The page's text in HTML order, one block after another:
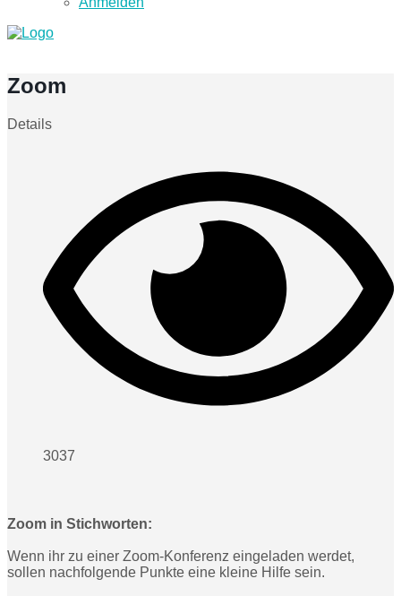
Zoom
Details
3037
Zoom in Stichworten:
Wenn ihr zu einer Zoom-Konferenz eingeladen werdet,
sollen nachfolgende Punkte eine kleine Hilfe sein.